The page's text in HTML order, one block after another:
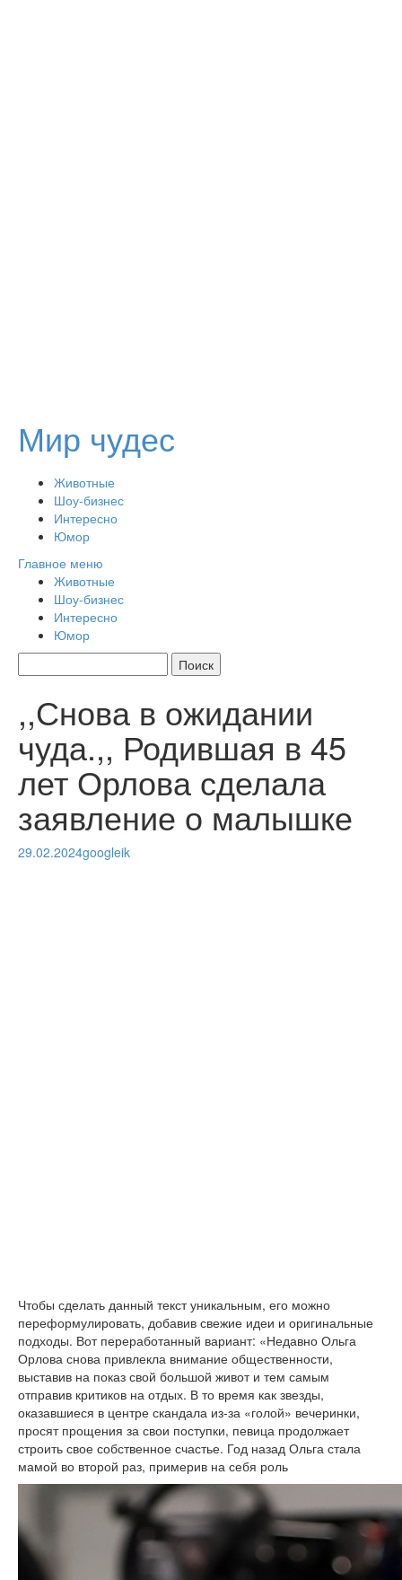
содержимому
Мир чудес
Животные
Шоу-бизнес
Интересно
Юмор
Главное меню
Животные
Шоу-бизнес
Интересно
Юмор
,,Снова в ожидании
чуда.,, Родившая в 45
лет Орлова сделала
заявление о малышке
29.02.2024googleik
Чтобы сделать данный текст уникальным, его можно
переформулировать, добавив свежие идеи и оригинальные
подходы. Вот переработанный вариант: «Недавно Ольга
Орлова снова привлекла внимание общественности,
выставив на показ свой большой живот и тем самым
отправив критиков на отдых. В то время как звезды,
оказавшиеся в центре скандала из-за «голой» вечеринки,
просят прощения за свои поступки, певица продолжает
строить свое собственное счастье. Год назад Ольга стала
мамой во второй раз, примерив на себя роль